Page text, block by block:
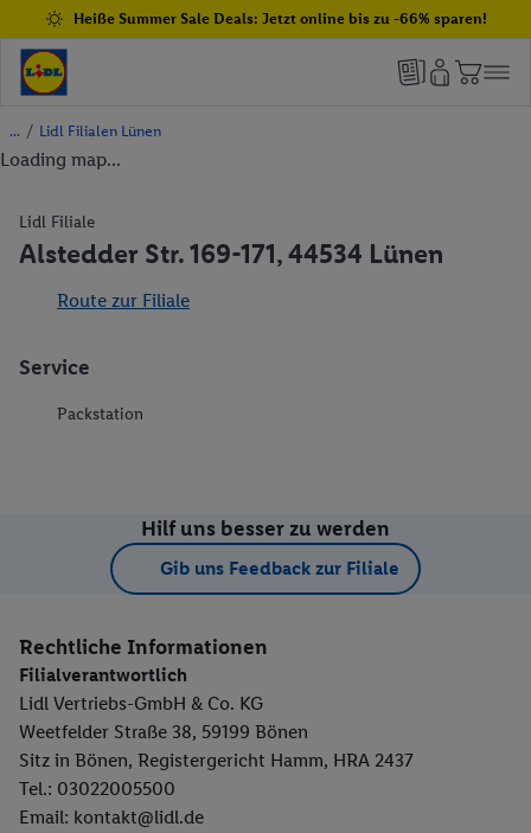
Heiße Summer Sale Deals: Jetzt online bis zu -66% sparen!
/ Lidl Filialen Lünen
Loading map...
Lidl Filiale
Alstedder Str. 169-171, 44534 Lünen
Route zur Filiale
Service
Packstation
Hilf uns besser zu werden
Gib uns Feedback zur Filiale
Rechtliche Informationen
Filialverantwortlich
Lidl Vertriebs-GmbH & Co. KG
Weetfelder Straße 38, 59199 Bönen
Sitz in Bönen, Registergericht Hamm, HRA 2437
Tel.: 03022005500
Email: kontakt@lidl.de